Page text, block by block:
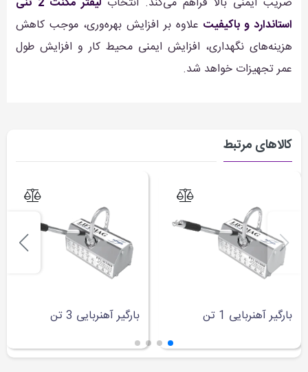
استاندارد و باکیفیتعلاوه بر افزایش بهره‌وری، موجب کاهش
هزینه‌های نگهداری، افزایش ایمنی محیط کار و افزایش طول
عمر تجهیزات خواهد شد.
کالاهای مرتبط
بارگیر آهنربایی 1 تن بارگیر آهنربایی 3 تن